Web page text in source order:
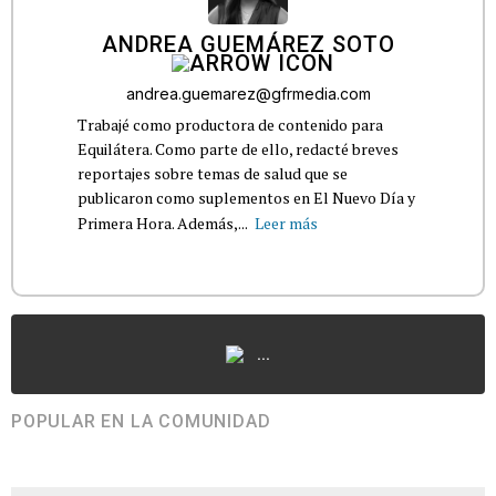
ANDREA GUEMÁREZ SOTO
andrea.guemarez@gfrmedia.com
Trabajé como productora de contenido para
Equilátera. Como parte de ello, redacté breves
reportajes sobre temas de salud que se
publicaron como suplementos en El Nuevo Día y
Primera Hora. Además,... Leer más
...
POPULAR EN LA COMUNIDAD